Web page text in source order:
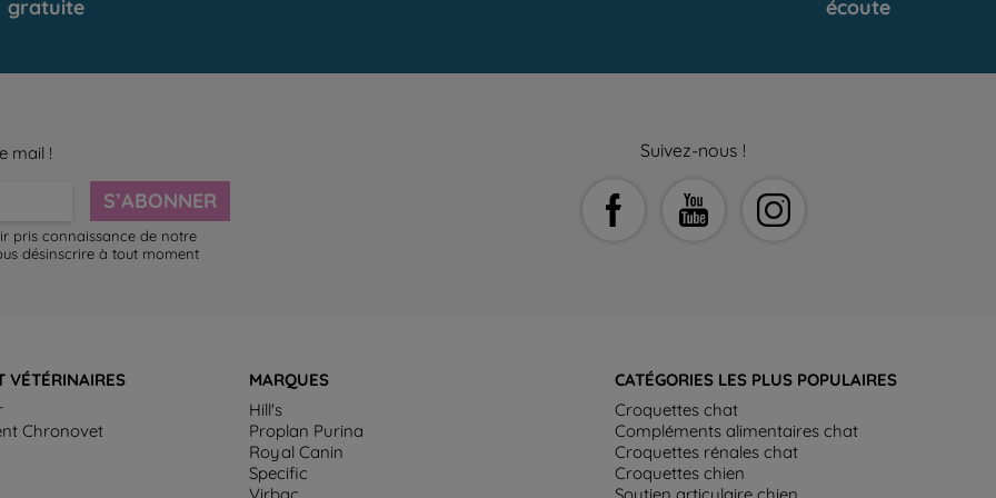
gratuite
écoute
mail !
S’ABONNER
pris connaissance de notre
désinscrire à tout moment
Suivez-nous !
VÉTÉRINAIRES
Chronovet
MARQUES
Hill's
Proplan Purina
Royal Canin
Specific
CATÉGORIES LES PLUS POPULAIRES
Croquettes chat
Compléments alimentaires chat
Croquettes rénales chat
Croquettes chien